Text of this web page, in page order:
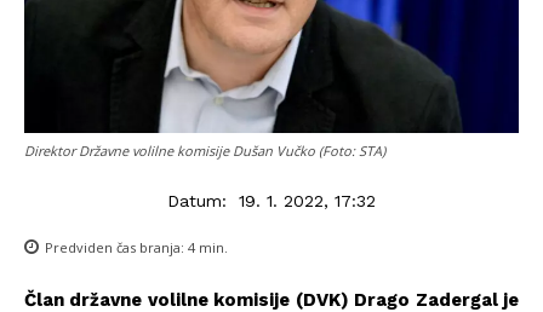
Direktor Državne volilne komisije Dušan Vučko (Foto: STA)
Datum: 19. 1. 2022, 17:32
Predviden čas branja: 4 min.
Član državne volilne komisije (DVK) Drago Zadergal je